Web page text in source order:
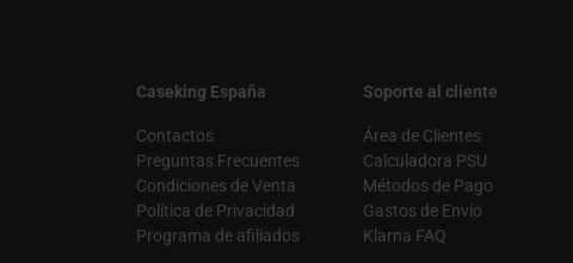
Caseking España
Contactos
Preguntas Frecuentes
Condiciones de Venta
Política de Privacidad
Programa de afiliados
Soporte al cliente
Área de Clientes
Calculadora PSU
Métodos de Pago
Gastos de Envío
Klarna FAQ